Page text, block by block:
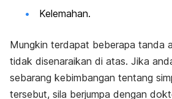
Kelemahan.
Mungkin terdapat beberapa tanda
tidak disenaraikan di atas. Jika
sebarang kebimbangan tentang
tersebut, sila berjumpa dengan